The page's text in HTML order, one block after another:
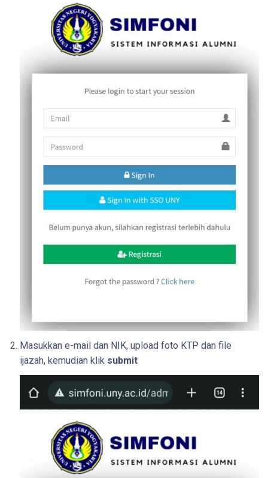
Masukkan e-mail dan NIK, upload foto KTP dan file
ijazah, kemudian klik submit